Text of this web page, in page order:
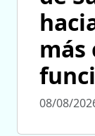
más
08/08/